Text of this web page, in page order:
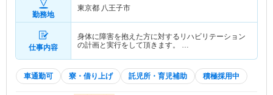
【理念】 思いやりのある あたたかい医療 【基本
方針】 患者さんの権利を尊重し、患者さん中心の
医療を行います。 医療の質の向上を目指します。
地域医療における社会的責任を果たします。
勤務地
東京都 八王子市
仕事内容
身体に障害を抱えた方に対するリハビリテーション
車通勤可 寮・借り上げ 託児所・育児補助 積極採用中